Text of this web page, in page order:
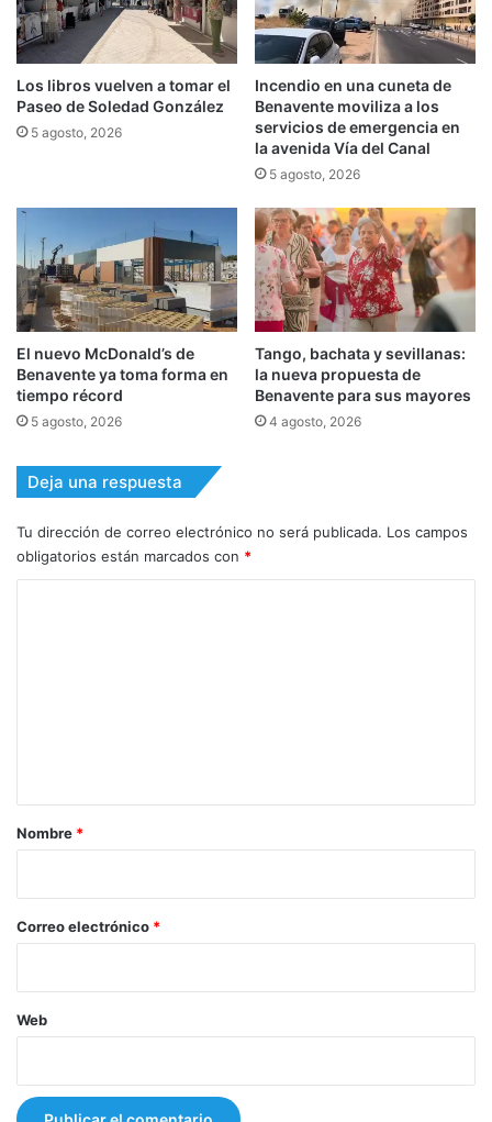
Los libros vuelven a tomar el
Paseo de Soledad González
5 agosto, 2026
Incendio en una cuneta de
Benavente moviliza a los
servicios de emergencia en
la avenida Vía del Canal
5 agosto, 2026
El nuevo McDonald’s de
Benavente ya toma forma en
tiempo récord
5 agosto, 2026
Tango, bachata y sevillanas:
la nueva propuesta de
Benavente para sus mayores
4 agosto, 2026
Deja una respuesta
Tu dirección de correo electrónico no será publicada. Los campos
obligatorios están marcados con *
r
*
Nombre *
Correo electrónico *
Web